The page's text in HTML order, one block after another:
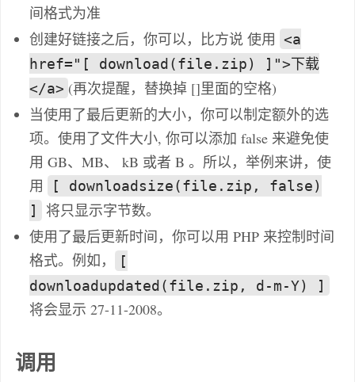
间格式为准
创建好链接之后，你可以，比方说 使用 <a
href="[ download(file.zip) ]">下载
</a> (再次提醒，替换掉 []里面的空格)
当使用了最后更新的大小，你可以制定额外的选
项。使用了文件大小, 你可以添加 false 来避免使
用 GB、MB、 kB 或者 B 。所以，举例来讲，使
用
[ downloadsize(file.zip, false)
]
将只显示字节数。
使用了最后更新时间，你可以用 PHP 来控制时间
格式。例如，
[
downloadupdated(file.zip, d-m-Y) ]
将会显示 27-11-2008。
调用